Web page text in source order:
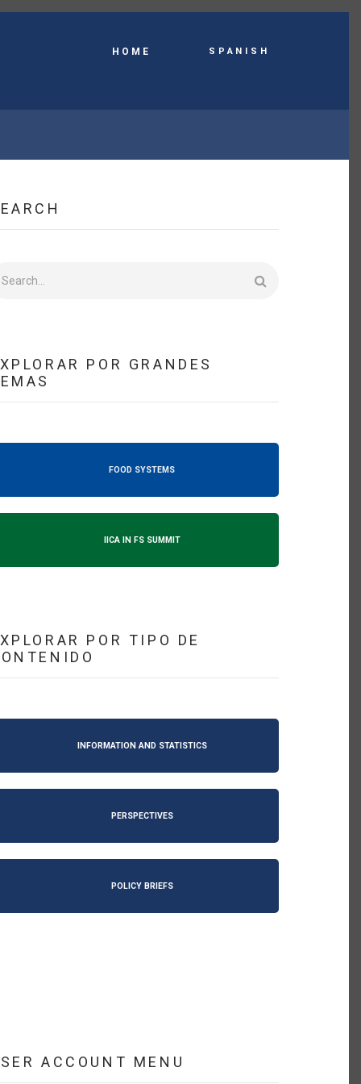
HOME Spanish
POR GRANDES
FOOD SYSTEMS
IICA IN FS SUMMIT
POR TIPO DE
INFORMATION AND STATISTICS
PERSPECTIVES
POLICY BRIEFS
ACCOUNT MENU